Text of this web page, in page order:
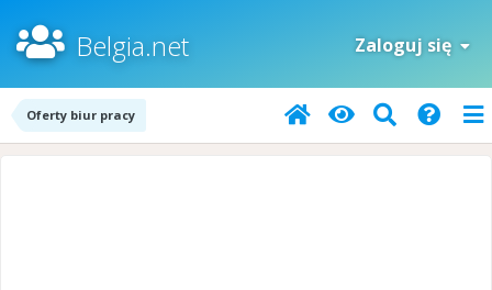
Belgia.net Zaloguj się
Oferty biur pracy